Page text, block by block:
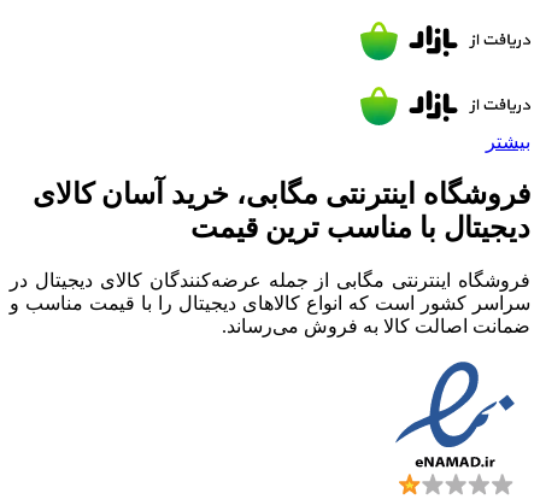
بیشتر
فروشگاه اینترنتی مگابی، خرید آسان کالای
دیجیتال با مناسب ترین قیمت
فروشگاه اینترنتی مگابی از جمله عرضه‌کنندگان کالای دیجیتال در
سراسر کشور است که انواع کالاهای دیجیتال را با قیمت مناسب و
ضمانت اصالت کالا به فروش می‌رساند.